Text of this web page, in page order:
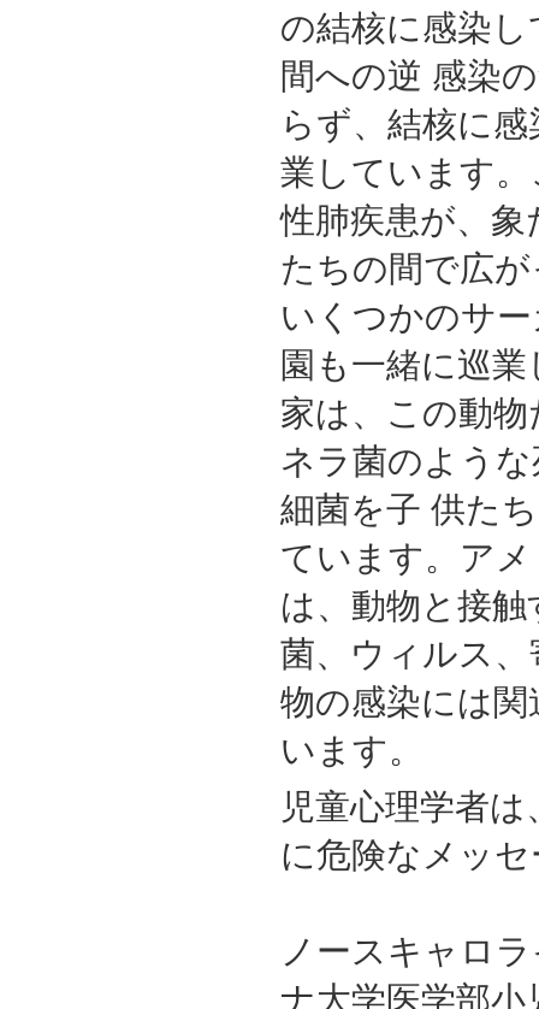
の結核に感染
間への逆 感染
らず、結核に
業しています
性肺疾患が、
たちの間で広
いくつかのサ
園も一緒に巡
家は、この動
ネラ菌のよう
細菌を子 供た
ています。ア
は、動物と接
菌、ウィルス
物の感染には
います。
児童心理学者
に危険なメッ
ノースキャロ
ナ大学医学部小